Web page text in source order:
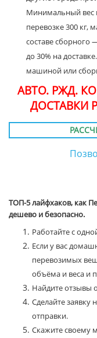
Минимальный вес
перевозке 300 кг,
составе сборного
до 30% на
машиной или
АВТО. РЖД.
ДОСТАВКИ
ТОП-5 лайфхаков, как
дешево и безопасно.
Работайте с
Если у вас
перевозимых
объёма и веса и
Найдите отзывы
Сделайте заявку
отправки.
Скажите своему